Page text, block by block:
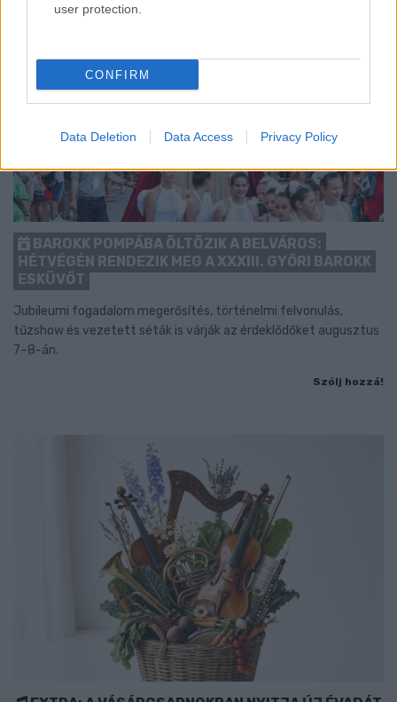
user protection.
CONFIRM
Data Deletion Data Access Privacy Policy
BAROKK POMPÁBA ÖLTÖZIK A BELVÁROS:
HÉTVÉGÉN RENDEZIK MEG A XXXIII. GYŐRI BAROKK
ESKÜVŐT
Jubileumi fogadalom megerősítés, történelmi felvonulás,
tűzshow és vezetett séták is várják az érdeklődőket augusztus
7–8-án.
Szólj hozzá!